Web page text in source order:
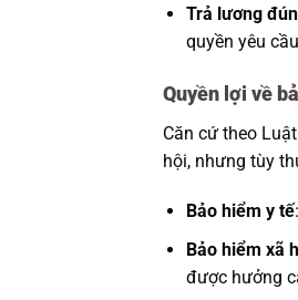
Trả lương
quyền yêu
Quyền lợi về
Căn cứ theo
hội, nhưng tùy
Bảo hiểm y tế
Bảo hiểm xã
được hưởng